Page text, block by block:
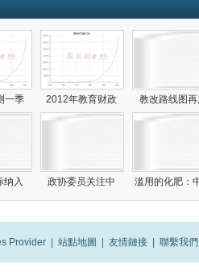
一季 2012年教育财政 教改路线图
纳入 政协委员关注中 滥用的化肥：
Provider 站點地圖 友情鏈接 聯繫我們